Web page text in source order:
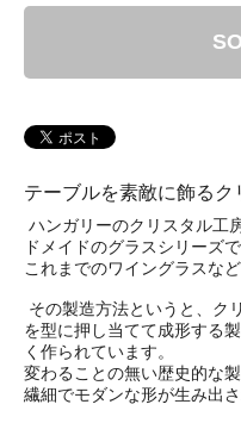
テーブルを素敵に飾るク
ハンガリーのクリスタル工
ドメイドのグラスシリーズで
これまでのワイングラスな
その製造方法というと、ク
を型に押し当てて成形する
く作られています。
変わることの無い歴史的な
繊細でモダンな形が生み出さ